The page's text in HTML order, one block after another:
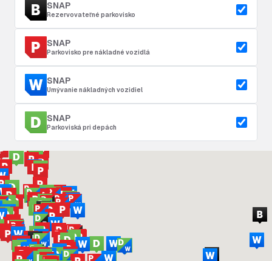
SNAP
Rezervovateľné parkovisko
SNAP
Parkovisko pre nákladné vozidlá
SNAP
Umývanie nákladných vozidiel
SNAP
Parkoviská pri depách